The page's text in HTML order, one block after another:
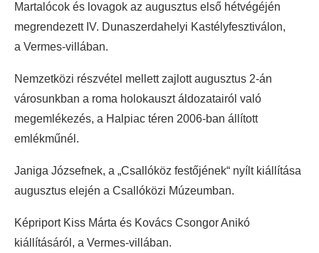
Martalócok és lovagok az augusztus első hétvégéjén
megrendezett IV. Dunaszerdahelyi Kastélyfesztiválon,
a Vermes-villában.
Nemzetközi részvétel mellett zajlott augusztus 2-án
városunkban a roma holokauszt áldozatairól való
megemlékezés, a Halpiac téren 2006-ban állított
emlékműnél.
Janiga Józsefnek, a „Csallóköz festőjének“ nyílt kiállítása
augusztus elején a Csallóközi Múzeumban.
Képriport Kiss Márta és Kovács Csongor Anikó
kiállításáról, a Vermes-villában.